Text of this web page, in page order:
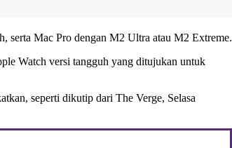
serta Mac Pro dengan M2 Ultra atau M2 Extreme.
Watch versi tangguh yang ditujukan untuk
seperti dikutip dari The Verge, Selasa